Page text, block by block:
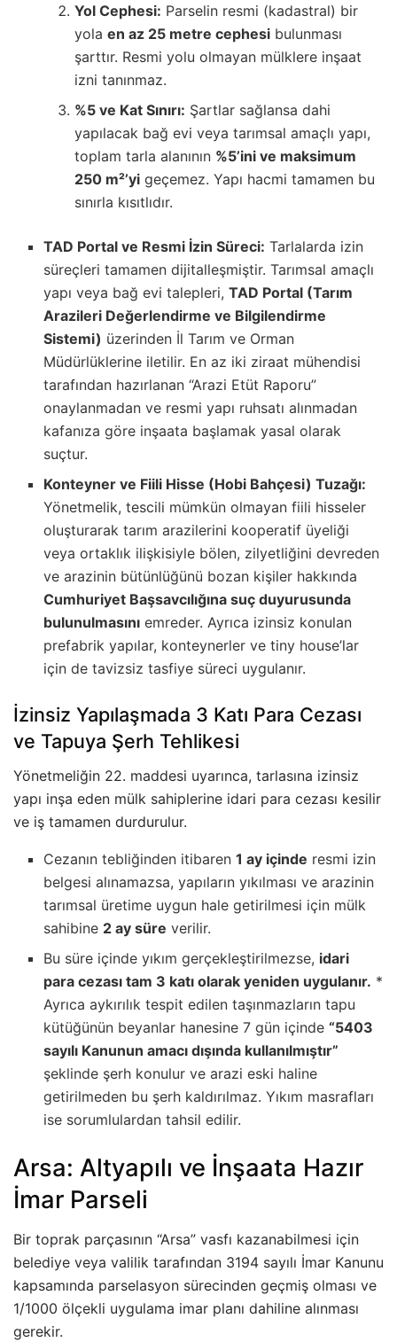
Yol Cephesi: Parselin resmi (kadastral) bir
yola en az 25 metre cephesibulunması
şarttır. Resmi yolu olmayan mülklere inşaat
izni tanınmaz.
%5 ve Kat Sınırı: Şartlar sağlansa dahi
yapılacak bağ evi veya tarımsal amaçlı yapı,
toplam tarla alanının %5’ini ve maksimum
250 m²’yigeçemez. Yapı hacmi tamamen bu
sınırla kısıtlıdır.
TAD Portal ve Resmi İzin Süreci: Tarlalarda izin
süreçleri tamamen dijitalleşmiştir. Tarımsal amaçlı
yapı veya bağ evi talepleri,TAD Portal (Tarım
Arazileri Değerlendirme ve Bilgilendirme
Sistemi) üzerinden İl Tarım ve Orman
Müdürlüklerine iletilir. En az iki ziraat mühendisi
tarafından hazırlanan “Arazi Etüt Raporu”
onaylanmadan ve resmi yapı ruhsatı alınmadan
kafanıza göre inşaata başlamak yasal olarak
suçtur.
Konteyner ve Fiili Hisse (Hobi Bahçesi) Tuzağı:
Yönetmelik, tescili mümkün olmayan fiili hisseler
oluşturarak tarım arazilerini kooperatif üyeliği
veya ortaklık ilişkisiyle bölen, zilyetliğini devreden
ve arazinin bütünlüğünü bozan kişiler hakkında
Cumhuriyet Başsavcılığına suç duyurusunda
bulunulmasını emreder. Ayrıca izinsiz konulan
prefabrik yapılar, konteynerler ve tiny house’lar
için de tavizsiz tasfiye süreci uygulanır.
İzinsiz Yapılaşmada 3 Katı Para Cezası
ve Tapuya Şerh Tehlikesi
Yönetmeliğin 22. maddesi uyarınca, tarlasına izinsiz
yapı inşa eden mülk sahiplerine idari para cezası kesilir
ve iş tamamen durdurulur.
Cezanın tebliğinden itibaren1 ay içinde resmi izin
belgesi alınamazsa, yapıların yıkılması ve arazinin
tarımsal üretime uygun hale getirilmesi için mülk
sahibine 2 ay süre verilir.
Bu süre içinde yıkım gerçekleştirilmezse, idari
para cezası tam 3 katı olarak yeniden uygulanır. *
Ayrıca aykırılık tespit edilen taşınmazların tapu
kütüğünün beyanlar hanesine 7 gün içinde“5403
sayılı Kanunun amacı dışında kullanılmıştır”
şeklinde şerh konulur ve arazi eski haline
getirilmeden bu şerh kaldırılmaz. Yıkım masrafları
ise sorumlulardan tahsil edilir.
Arsa: Altyapılı ve İnşaata Hazır
İmar Parseli
Bir toprak parçasının “Arsa” vasfı kazanabilmesi için
belediye veya valilik tarafından 3194 sayılı İmar Kanunu
kapsamında parselasyon sürecinden geçmiş olması ve
1/1000 ölçekli uygulama imar planı dahiline alınması
gerekir.